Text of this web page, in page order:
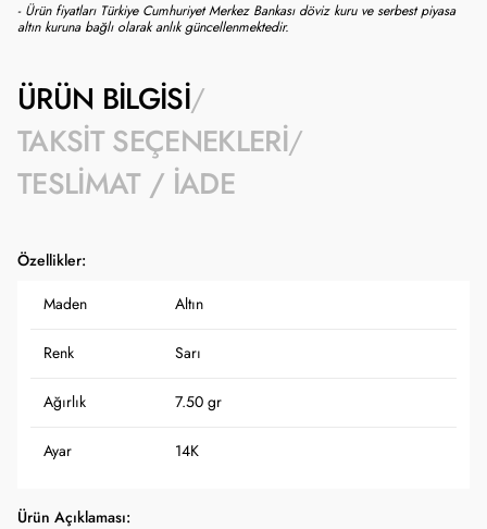
- Ürün fiyatları Türkiye Cumhuriyet Merkez Bankası döviz kuru ve serbest piyasa
altın kuruna bağlı olarak anlık güncellenmektedir.
ÜRÜN BILGISI
TAKSIT SEÇENEKLERI
TESLIMAT / İADE
Özellikler:
Maden Altın
Renk Sarı
Ağırlık 7.50 gr
Ayar 14K
Ürün Açıklaması: